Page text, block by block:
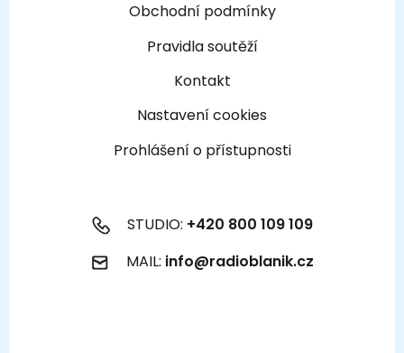
Obchodní podmínky
Pravidla soutěží
Kontakt
Nastavení cookies
Prohlášení o přístupnosti
STUDIO: +420 800 109 109
MAIL: info@radioblanik.cz